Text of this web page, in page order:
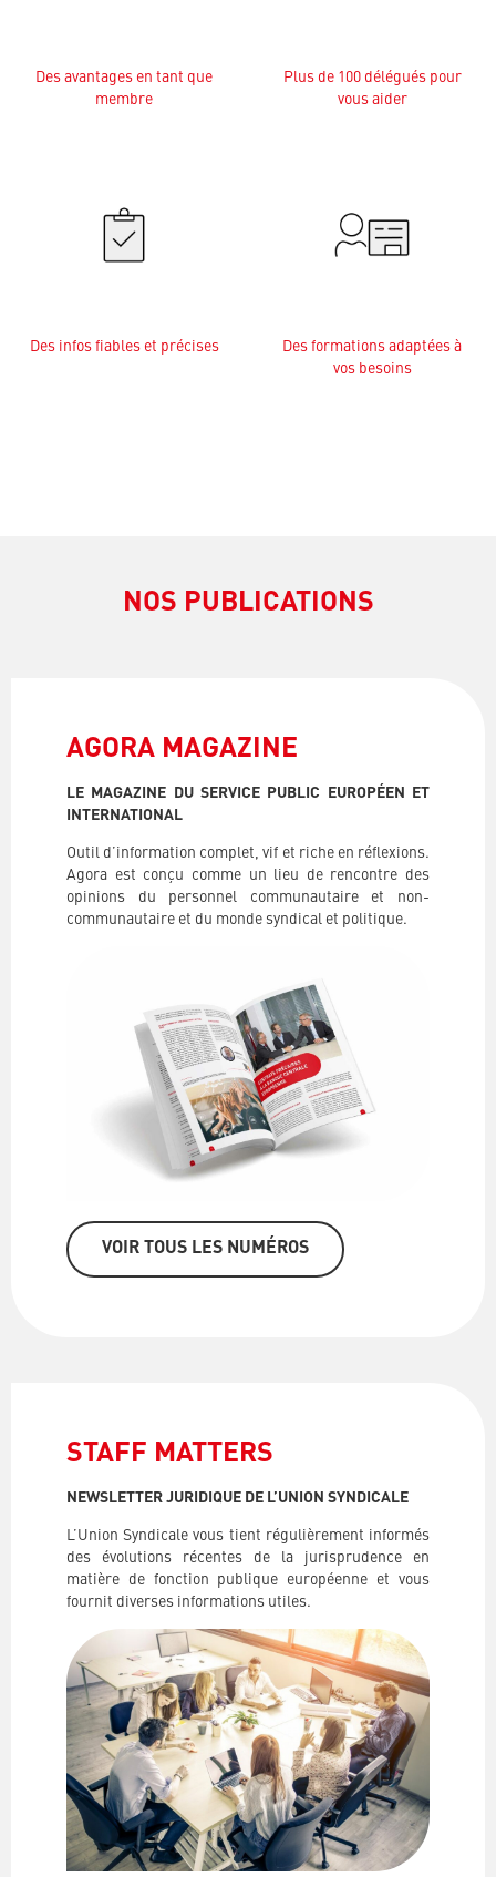
Des avantages en tant que
membre
Plus de 100 délégués pour
vous aider
Des infos fiables et précises
Des formations adaptées à
vos besoins
NOS PUBLICATIONS
AGORA MAGAZINE
LE MAGAZINE DU SERVICE PUBLIC EUROPÉEN ET
INTERNATIONAL
Outil d’information complet, vif et riche en réflexions.
Agora est conçu comme un lieu de rencontre des
opinions du personnel communautaire et non-
communautaire et du monde syndical et politique.
VOIR TOUS LES NUMÉROS
STAFF MATTERS
NEWSLETTER JURIDIQUE DE L’UNION SYNDICALE
L’Union Syndicale vous tient régulièrement informés
des évolutions récentes de la jurisprudence en
matière de fonction publique européenne et vous
fournit diverses informations utiles.